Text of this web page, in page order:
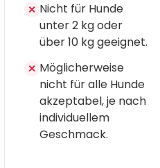
✕ Nicht für Hunde
unter 2 kg oder
über 10 kg geeignet.
✕ Möglicherweise
nicht für alle Hunde
akzeptabel, je nach
individuellem
Geschmack.